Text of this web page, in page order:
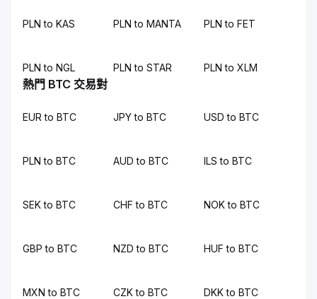
PLN to KAS PLN to MANTA PLN to FET
PLN to NGL PLN to STAR PLN to XLM
熱門 BTC 交易對
EUR to BTC JPY to BTC USD to BTC
PLN to BTC AUD to BTC ILS to BTC
SEK to BTC CHF to BTC NOK to BTC
GBP to BTC NZD to BTC HUF to BTC
MXN to BTC CZK to BTC DKK to BTC